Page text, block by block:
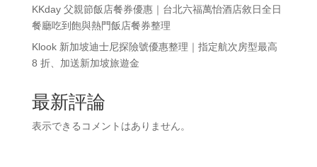
KKday 父親節飯店餐券優惠｜台北六福萬怡酒店敘日全日
餐廳吃到飽與熱門飯店餐券整理
Klook 新加坡迪士尼探險號優惠整理｜指定航次房型最高
8 折、加送新加坡旅遊金
最新評論
表示できるコメントはありません。